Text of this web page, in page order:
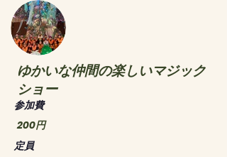
ゆかいな仲間の楽しいマジック
ショー
​参加費
200円
​定員